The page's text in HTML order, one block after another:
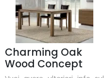
Charming Oak
Wood Concept